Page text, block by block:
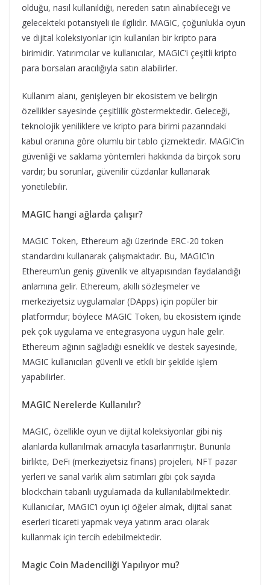
olduğu, nasıl kullanıldığı, nereden satın alınabileceği ve
gelecekteki potansiyeli ile ilgilidir. MAGIC, çoğunlukla oyun
ve dijital koleksiyonlar için kullanılan bir kripto para
birimidir. Yatırımcılar ve kullanıcılar, MAGIC’i çeşitli kripto
para borsaları aracılığıyla satın alabilirler.
Kullanım alanı, genişleyen bir ekosistem ve belirgin
özellikler sayesinde çeşitlilik göstermektedir. Geleceği,
teknolojik yeniliklere ve kripto para birimi pazarındaki
kabul oranına göre olumlu bir tablo çizmektedir. MAGIC’in
güvenliği ve saklama yöntemleri hakkında da birçok soru
vardır; bu sorunlar, güvenilir cüzdanlar kullanarak
yönetilebilir.
MAGIC hangi ağlarda çalışır?
MAGIC Token, Ethereum ağı üzerinde ERC-20 token
standardını kullanarak çalışmaktadır. Bu, MAGIC’in
Ethereum’un geniş güvenlik ve altyapısından faydalandığı
anlamına gelir. Ethereum, akıllı sözleşmeler ve
merkeziyetsiz uygulamalar (DApps) için popüler bir
platformdur; böylece MAGIC Token, bu ekosistem içinde
pek çok uygulama ve entegrasyona uygun hale gelir.
Ethereum ağının sağladığı esneklik ve destek sayesinde,
MAGIC kullanıcıları güvenli ve etkili bir şekilde işlem
yapabilirler.
MAGIC Nerelerde Kullanılır?
MAGIC, özellikle oyun ve dijital koleksiyonlar gibi niş
alanlarda kullanılmak amacıyla tasarlanmıştır. Bununla
birlikte, DeFi (merkeziyetsiz finans) projeleri, NFT pazar
yerleri ve sanal varlık alım satımları gibi çok sayıda
blockchain tabanlı uygulamada da kullanılabilmektedir.
Kullanıcılar, MAGIC’i oyun içi öğeler almak, dijital sanat
eserleri ticareti yapmak veya yatırım aracı olarak
kullanmak için tercih edebilmektedir.
Magic Coin Madenciliği Yapılıyor mu?